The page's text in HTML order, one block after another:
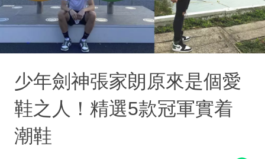
少年劍神張家朗原來是個愛
鞋之人！精選5款冠軍實着
潮鞋